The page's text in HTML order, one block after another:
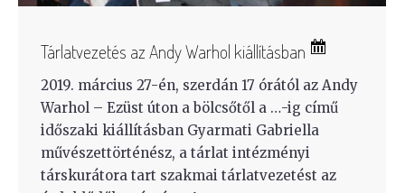
Tárlatvezetés az Andy Warhol kiállításban
2019. március 27-én, szerdán 17 órától az Andy
Warhol – Ezüst úton a bölcsőtől a …-ig című
időszaki kiállításban Gyarmati Gabriella
művészettörténész, a tárlat intézményi
társkurátora tart szakmai tárlatvezetést az